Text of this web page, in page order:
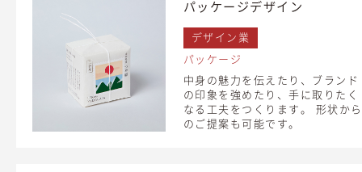
パッケージデザイン
デザイン業
パッケージ
中身の魅力を伝えたり、ブランド
の印象を強めたり、手に取りたく
なる工夫をつくります。 形状から
のご提案も可能です。